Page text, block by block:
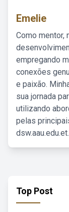
Emelie
Como mentor,
empregando
conexões
e paixão.
sua jornada
utilizando
pelas
dsw.aau.edu.et.
Top Post